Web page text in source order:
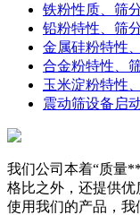
铁粉性质、筛
铅粉特性、筛
金属硅粉特性
合金粉特性、
玉米淀粉特性
震动筛设备启
我们公司本着“质量
格比之外，还提供
使用我们的产品，